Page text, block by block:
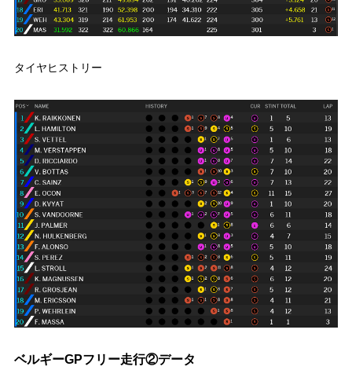
タイヤヒストリー
ベルギーGPフリー走行②データ